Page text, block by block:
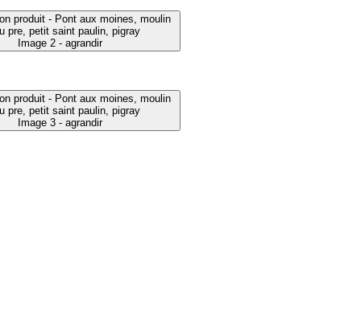
Image 2 - agrandir
Image 3 - agrandir